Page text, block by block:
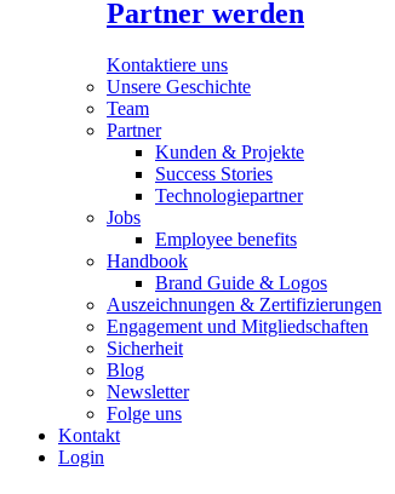
Partner werden
Kontaktiere uns
Unsere Geschichte
Team
Partner
Kunden & Projekte
Success Stories
Technologiepartner
Jobs
Employee benefits
Handbook
Brand Guide & Logos
Auszeichnungen & Zertifizierungen
Engagement und Mitgliedschaften
Sicherheit
Blog
Newsletter
Folge uns
Kontakt
Login